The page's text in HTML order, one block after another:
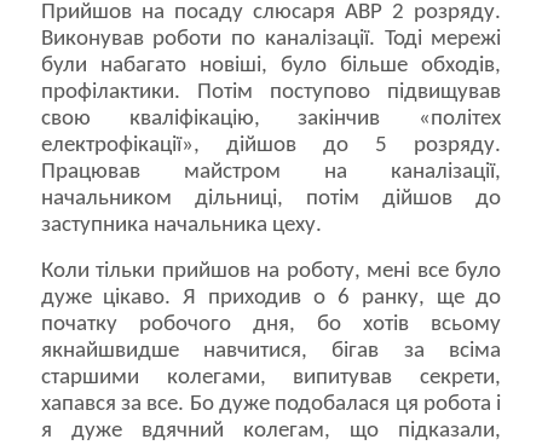
Прийшов на посаду слюсаря АВР 2 розряду.
Виконував роботи по каналізації. Тоді мережі
були набагато новіші, було більше обходів,
профілактики. Потім поступово підвищував
свою кваліфікацію, закінчив «політех
електрофікації», дійшов до 5 розряду.
Працював майстром на каналізації,
начальником дільниці, потім дійшов до
заступника начальника цеху.
Коли тільки прийшов на роботу, мені все було
дуже цікаво. Я приходив о 6 ранку, ще до
початку робочого дня, бо хотів всьому
якнайшвидше навчитися, бігав за всіма
старшими колегами, випитував секрети,
хапався за все. Бо дуже подобалася ця робота і
я дуже вдячний колегам, що підказали,